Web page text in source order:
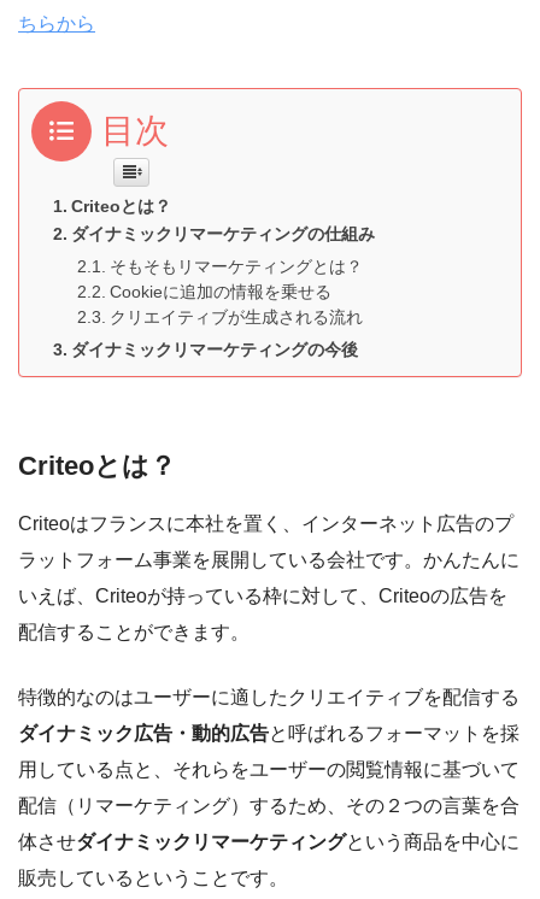
ちらから
目次
Criteoとは？
ダイナミックリマーケティングの仕組み
そもそもリマーケティングとは？
Cookieに追加の情報を乗せる
クリエイティブが生成される流れ
ダイナミックリマーケティングの今後
Criteoとは？
Criteoはフランスに本社を置く、インターネット広告のプ
ラットフォーム事業を展開している会社です。かんたんに
いえば、Criteoが持っている枠に対して、Criteoの広告を
配信することができます。
特徴的なのはユーザーに適したクリエイティブを配信する
ダイナミック広告・動的広告と呼ばれるフォーマットを採
用している点と、それらをユーザーの閲覧情報に基づいて
配信（リマーケティング）するため、その２つの言葉を合
体させダイナミックリマーケティングという商品を中心に
販売しているということです。